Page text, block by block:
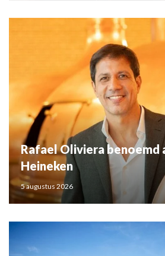
Rafael Oliviera benoemd
Heineken
5 augustus 2026